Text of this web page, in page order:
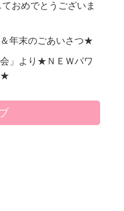
おめでとうございま
年末のごあいさつ★
会」より★ＮＥＷパワ
★